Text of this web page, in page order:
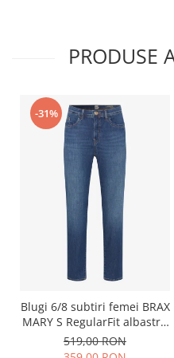
PRODUSE
-31%
Blugi 6/8 subtiri femei BRAX
MARY S RegularFit albastru
inchis
519,00 RON